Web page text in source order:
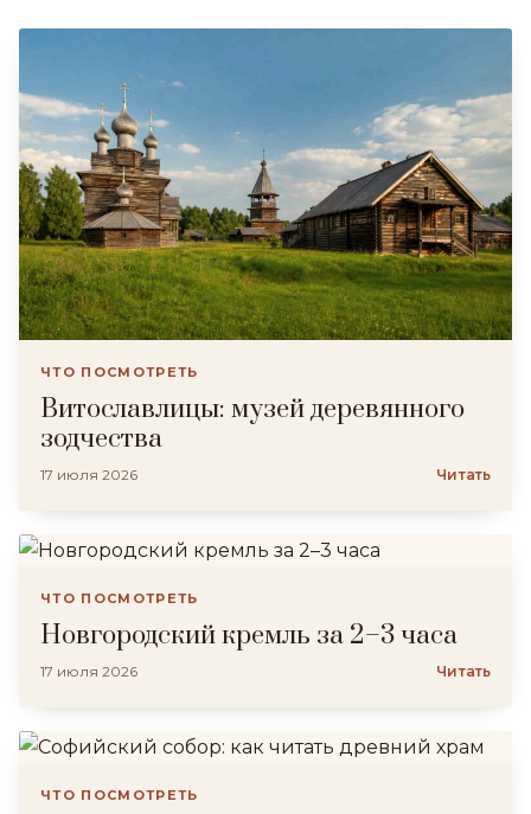
ЧТО ПОСМОТРЕТЬ
Витославлицы: музей деревянного
зодчества
17 июля 2026 Читать
ЧТО ПОСМОТРЕТЬ
Новгородский кремль за 2–3 часа
17 июля 2026 Читать
ЧТО ПОСМОТРЕТЬ